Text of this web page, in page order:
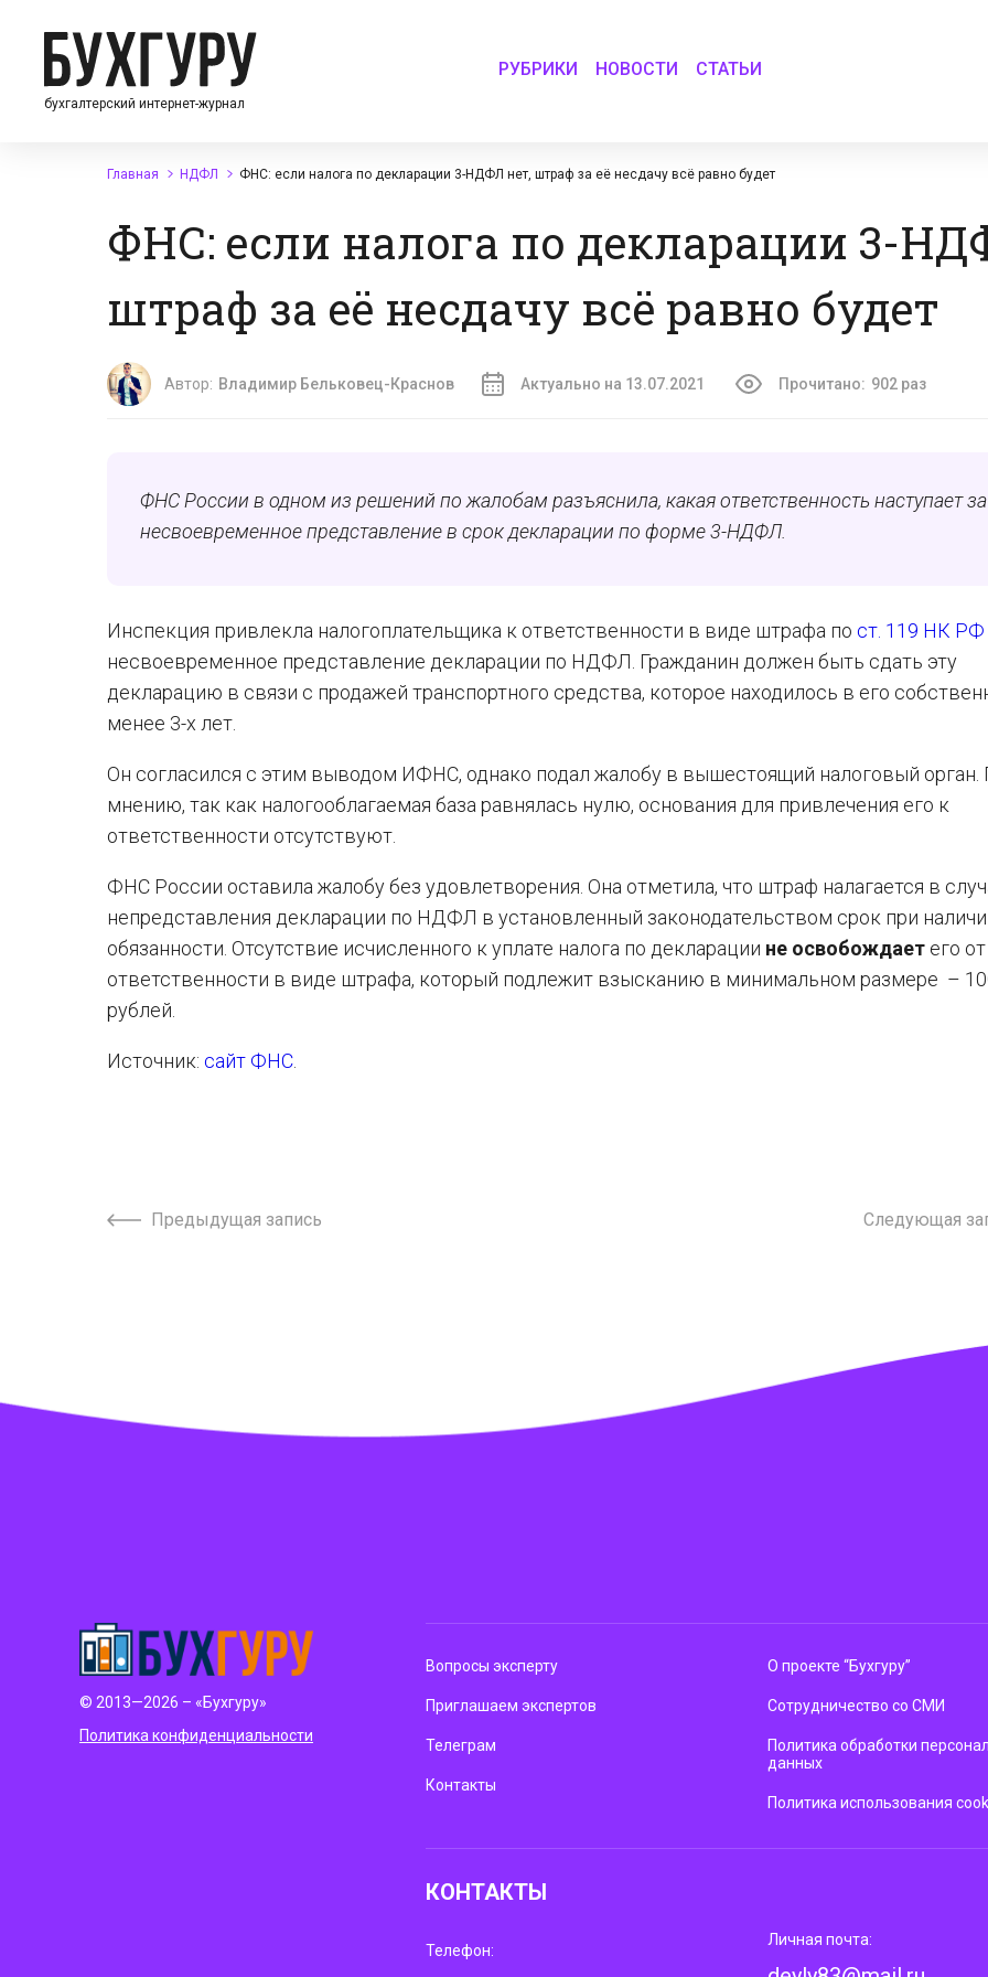
бухгалтерский интернет-журнал
РУБРИКИ НОВОСТИ СТАТЬИ
Главная НДФЛ ФНС: если налога по декларации 3-НДФЛ нет, штраф за её несдачу всё равно будет
ФНС: если налога по декларации 3-
штраф за её несдачу всё равно будет
Автор: Владимир Бельковец-Краснов Актуально на 13.07.2021 Прочитано: 902 раз
ФНС России в одном из решений по жалобам разъяснила, какая ответственность наступает за
несвоевременное представление в срок декларации по форме 3-НДФЛ.
Инспекция привлекла налогоплательщика к ответственности в виде штрафа по ст. 119 НК РФ
несвоевременное представление декларации по НДФЛ. Гражданин должен быть сдать эту
декларацию в связи с продажей транспортного средства, которое находилось в его
менее 3-х лет.
Он согласился с этим выводом ИФНС, однако подал жалобу в вышестоящий налоговый орган.
мнению, так как налогооблагаемая база равнялась нулю, основания для привлечения его к
ответственности отсутствуют.
ФНС России оставила жалобу без удовлетворения. Она отметила, что штраф налагается в
непредставления декларации по НДФЛ в установленный законодательством срок при
обязанности. Отсутствие исчисленного к уплате налога по декларации не освобождает его от
ответственности в виде штрафа, который подлежит взысканию в минимальном размере –
рублей.
Источник: сайт ФНС
Предыдущая запись Следующая
© 2013—2026 – «Бухгуру»
Политика конфиденциальности
Вопросы эксперту
Приглашаем экспертов
Телеграм
Контакты
О проекте “Бухгуру”
Сотрудничество со СМИ
Политика обработки
данных
Политика использования
КОНТАКТЫ
Телефон:
Личная почта: